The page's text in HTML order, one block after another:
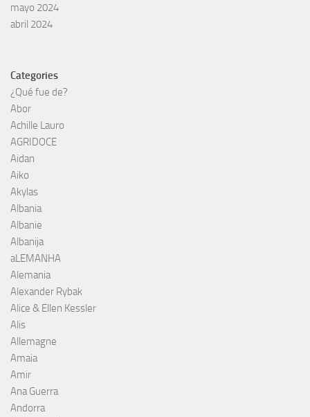
mayo 2024
abril 2024
Categories
¿Qué fue de?
Abor
Achille Lauro
AGRIDOCE
Aidan
Aiko
Akylas
Albania
Albanie
Albanija
aLEMANHA
Alemania
Alexander Rybak
Alice & Ellen Kessler
Alis
Allemagne
Amaia
Amir
Ana Guerra
Andorra